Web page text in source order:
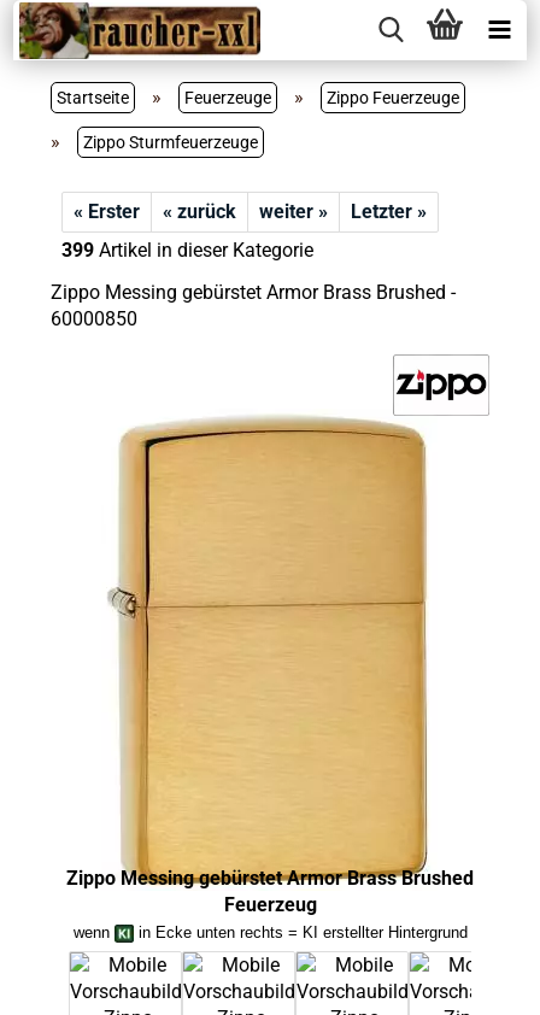
Startseite » Feuerzeuge » Zippo Feuerzeuge
» Zippo Sturmfeuerzeuge
« Erster « zurück weiter »
Letzter »
399Artikel in dieser Kategorie
Zippo Messing gebürstet Armor Brass Brushed -
60000850
Zippo Messing gebürstet Armor Brass Brushed
Feuerzeug
wenn in Ecke unten rechts = KI erstellter Hintergrund